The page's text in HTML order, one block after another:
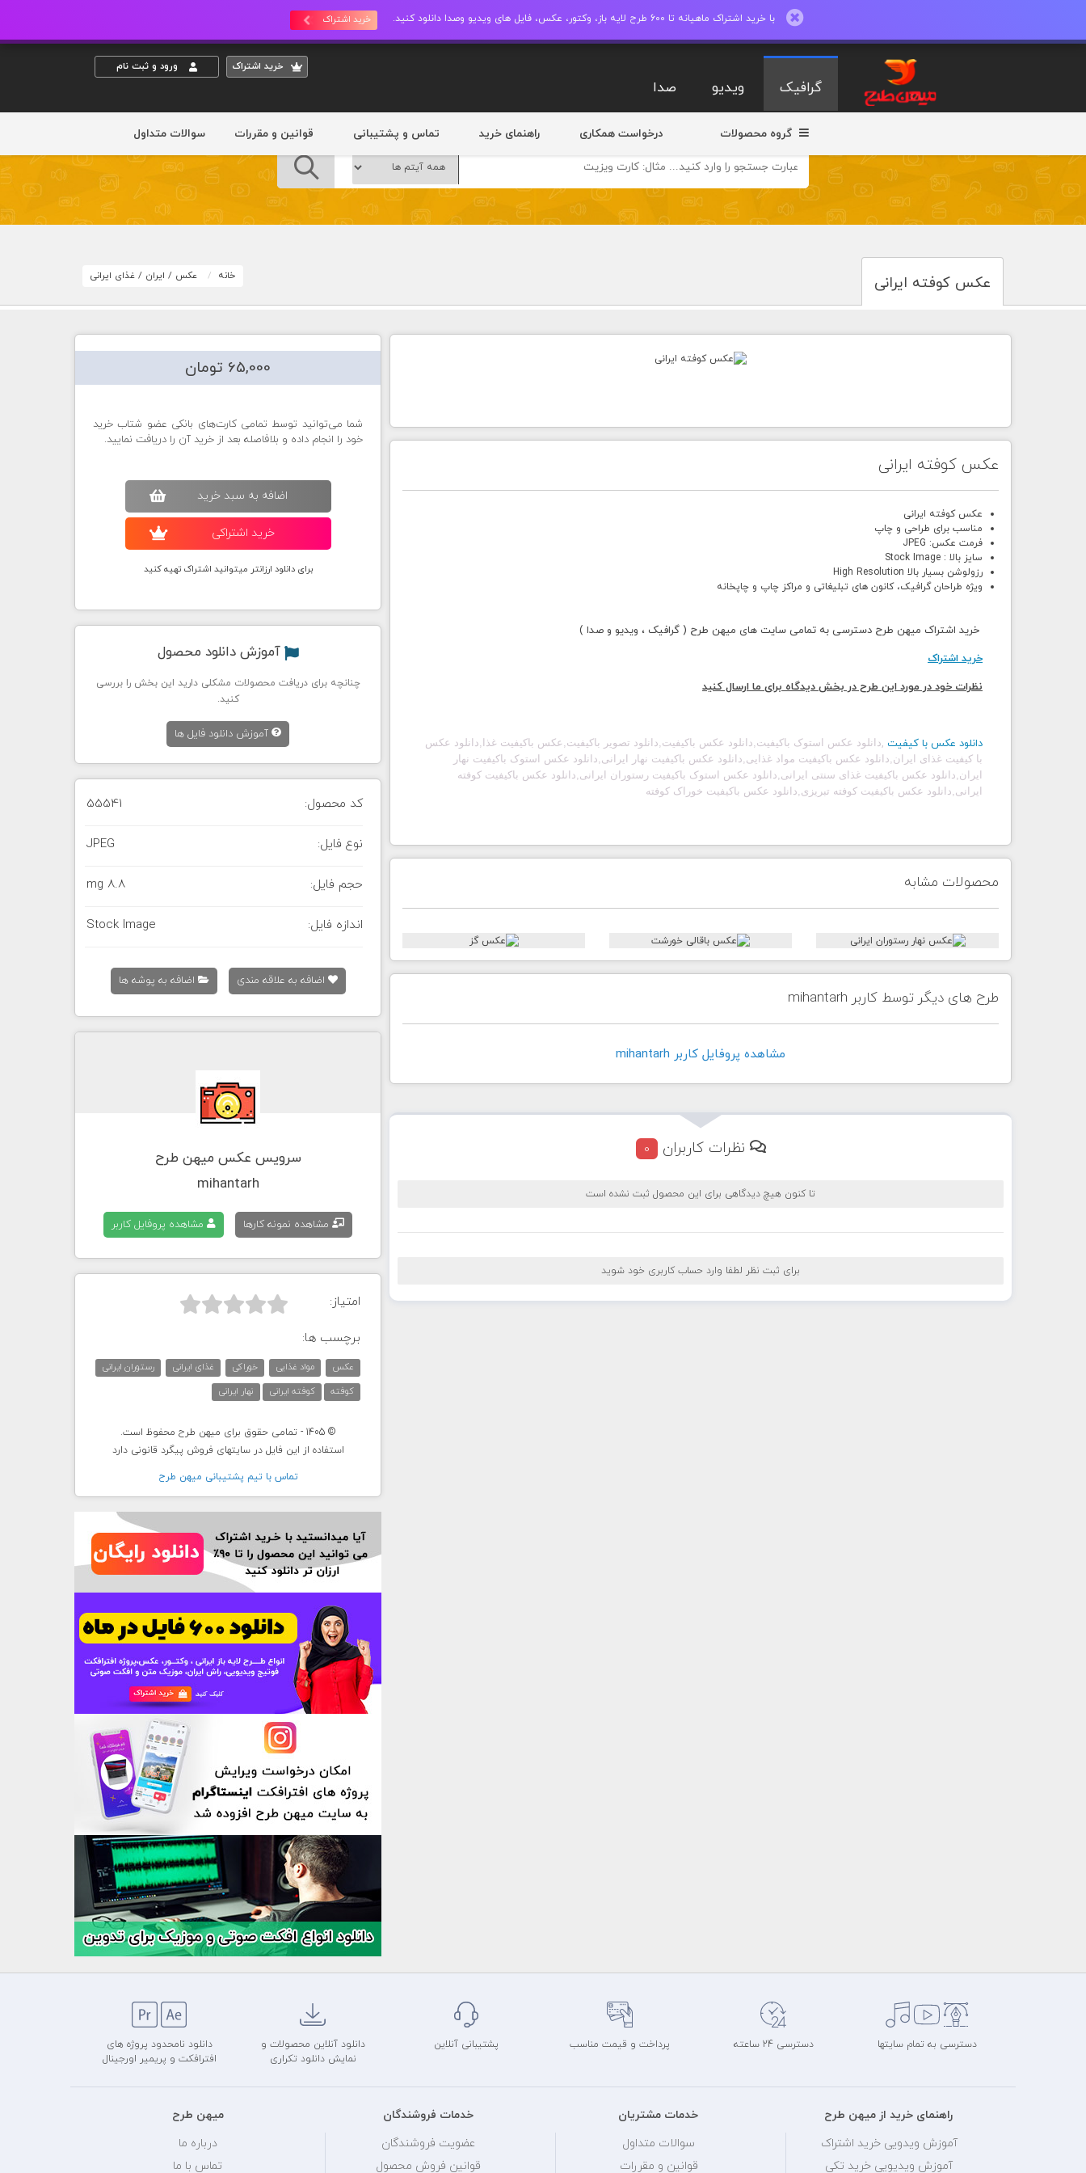
با خرید اشتراک ماهیانه تا 600 طرح لایه باز، وکتور، عکس، فایل های ویدیو وصدا دانلود کنید. خرید اشتراک
خريد اشتراک ورود و ثبت نام
گرافیک ویدیو صدا
گروه محصولات درخواست همکاری راهنمای خرید تماس و پشتیبانی قوانین و مقررات سوالات متداول
عکس کوفته ایرانی خانه عکس / ایران / غذای ایرانی
عکس کوفته ایرانی
عکس کوفته ایرانی
مناسب برای طراحی و چاپ
فرمت عکس: JPEG
سایز بالا : Stock Image
رزولوشن بسیار بالا High Resolution
ویژه طراحان گرافیک، کانون های تبلیغاتی و مراکز چاپ و چاپخانه
خرید اشتراک میهن طرح دسترسی به تمامی سایت های میهن طرح ( گرافیک ، ویدیو و صدا )
خرید اشتراک
نظرات خود در مورد این طرح در بخش دیدگاه برای ما ارسال کنید
دانلود عکس با کیفیت ,دانلود عکس استوک باکیفیت,دانلود عکس باکیفیت,دانلود تصویر باکیفیت,عکس باکیفیت غذا,دانلود عکس
با کیفیت غذای ایران,دانلود عکس باکیفیت مواد غذایی,دانلود عکس باکیفیت نهار ایرانی,دانلود عکس استوک باکیفیت نهار
ایران,دانلود عکس باکیفیت غذای سنتی ایرانی,دانلود عکس استوک باکیفیت رستوران ایرانی,دانلود عکس باکیفیت کوفته
ایرانی,دانلود عکس باکیفیت کوفته تبریزی,دانلود عکس باکیفیت خوراک کوفته
محصولات مشابه
طرح های دیگر توسط کاربر mihantarh
مشاهده پروفايل کاربر mihantarh
نظرات کاربران 0
تا کنون هیچ دیدگاهی برای این محصول ثبت نشده است
برای ثبت نظر لطفا وارد حساب کاربری خود شوید
65,000 تومان
شما می‌توانید توسط تمامی کارت‌های بانکی عضو شتاب خرید
خود را انجام داده و بلافاصله بعد از خرید آن را دریافت نمایید.
اضافه به سبد خريد
خريد اشتراکی
برای دانلود ارزانتر میتوانید اشتراک تهیه کنید
آموزش دانلود محصول
چنانچه برای دریافت محصولات مشکلی دارید این بخش را بررسی
کنید.
آموزش دانلود فایل ها
کد محصول: 55541
نوع فایل: JPEG
حجم فایل: 8.8 mg
اندازه فایل: Stock Image
اضافه به علاقه مندی اضافه به پوشه ها
سرویس عکس میهن طرح
mihantarh
مشاهده نمونه کارها مشاهده پروفایل کاربر
امتیاز: 


برچسب ها:
عکس مواد غذایی خوراکی غذای ایرانی
رستوران ایرانی
کوفته
کوفته ایرانی نهار ایرانی
© 1405 - تمامی حقوق برای میهن طرح محفوظ است.
استفاده از این فایل در سایتهای فروش پیگرد قانونی دارد
تماس با تيم پشتيبانی ميهن طرح
دسترسی به تمام سایتها دسترسی 24 ساعته پرداخت و قیمت مناسب پشتیبانی آنلاین
دانلود آنلاین محصولات و
نمایش دانلود تکراری
دانلود نامحدود پروژه های
افترافکت و پریمیر اورجینال
راهنمای خرید از میهن طرح
آموزش ویدویی خرید اشتراک
آموزش ویدیویی خرید تکی
خدمات مشتریان
سوالات متداول
قوانین و مقررات
خدمات فروشندگان
عضویت فروشندگان
قوانین فروش محصول
میهن طرح
درباره ما
تماس با ما